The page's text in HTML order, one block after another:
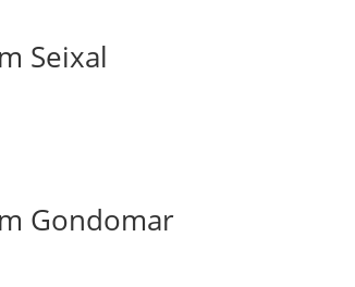
Seixal
Gondomar